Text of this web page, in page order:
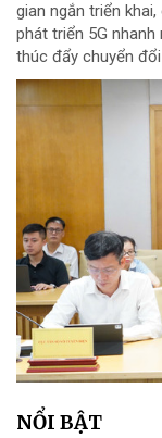
gian ngắn triển
phát triển 5G
thúc đẩy chuyển
NỔI BẬT